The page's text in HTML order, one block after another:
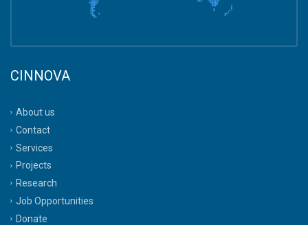
CINNOVA
About us
Contact
Services
Projects
Research
Job Opportunities
Donate